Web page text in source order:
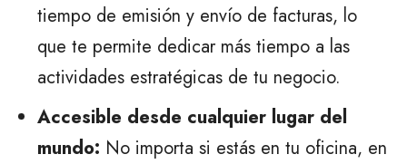
tiempo de emisión y envío de facturas, lo
que te permite dedicar más tiempo a las
actividades estratégicas de tu negocio.
Accesible desde cualquier lugar del
mundo: No importa si estás en tu oficina, en